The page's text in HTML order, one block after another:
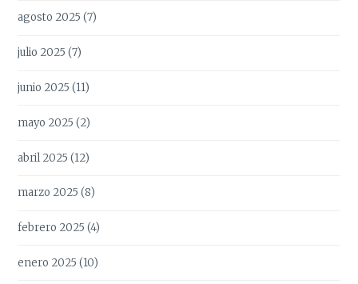
agosto 2025 (7)
julio 2025 (7)
junio 2025 (11)
mayo 2025 (2)
abril 2025 (12)
marzo 2025 (8)
febrero 2025 (4)
enero 2025 (10)